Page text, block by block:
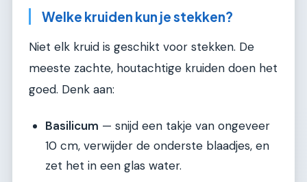
Welke kruiden kun je stekken?
Niet elk kruid is geschikt voor stekken. De
meeste zachte, houtachtige kruiden doen het
goed. Denk aan:
Basilicum — snijd een takje van ongeveer
10 cm, verwijder de onderste blaadjes, en
zet het in een glas water.